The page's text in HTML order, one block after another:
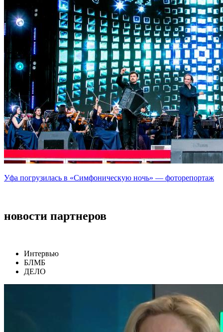
Уфа погрузилась в «Симфоническую ночь» — фоторепортаж
новости партнеров
Интервью
БЛМБ
ДЕЛО